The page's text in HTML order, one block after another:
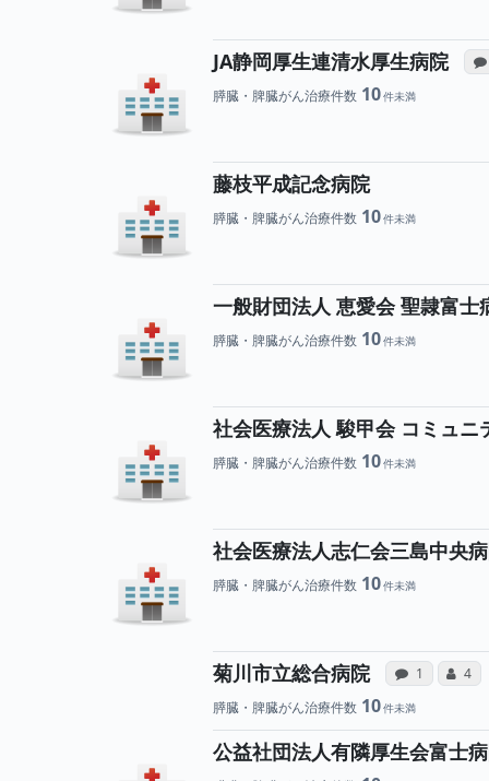
JA静岡厚生連清水厚生病院
膵臓・脾臓がん治療件数 10
藤枝平成記念病院
膵臓・脾臓がん治療件数 10
一般財団法人 恵愛会 聖隷富士
膵臓・脾臓がん治療件数 10
社会医療法人 駿甲会 コミュ
膵臓・脾臓がん治療件数 10
社会医療法人志仁会三島中央
膵臓・脾臓がん治療件数 10
菊川市立総合病院 感想投稿（合
1 病院コミ
4
膵臓・脾臓がん治療件数 10
公益社団法人有隣厚生会富士